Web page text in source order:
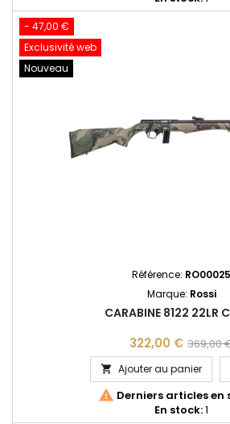
- 47,00 €
Exclusivité web
Nouveau
Référence: RO00025
Marque: Rossi
CARABINE 8122 22LR
322,00 € 369,00
 Ajouter au panier
 Derniers articles en
En stock:1